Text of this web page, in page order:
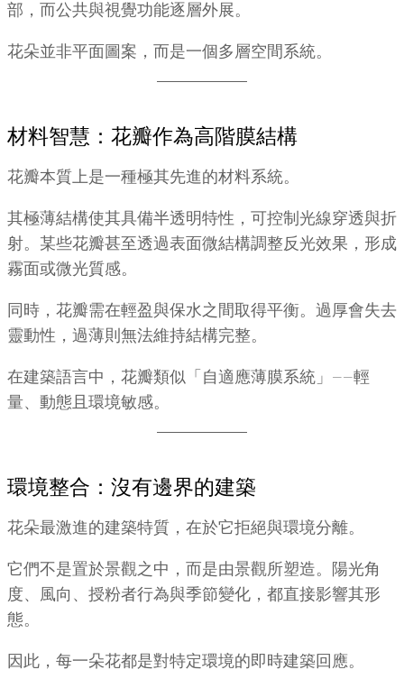
部，而公共與視覺功能逐層外展。
花朵並非平面圖案，而是一個多層空間系統。
材料智慧：花瓣作為高階膜結構
花瓣本質上是一種極其先進的材料系統。
其極薄結構使其具備半透明特性，可控制光線穿透與折
射。某些花瓣甚至透過表面微結構調整反光效果，形成
霧面或微光質感。
同時，花瓣需在輕盈與保水之間取得平衡。過厚會失去
靈動性，過薄則無法維持結構完整。
在建築語言中，花瓣類似「自適應薄膜系統」——輕
量、動態且環境敏感。
環境整合：沒有邊界的建築
花朵最激進的建築特質，在於它拒絕與環境分離。
它們不是置於景觀之中，而是由景觀所塑造。陽光角
度、風向、授粉者行為與季節變化，都直接影響其形
態。
因此，每一朵花都是對特定環境的即時建築回應。